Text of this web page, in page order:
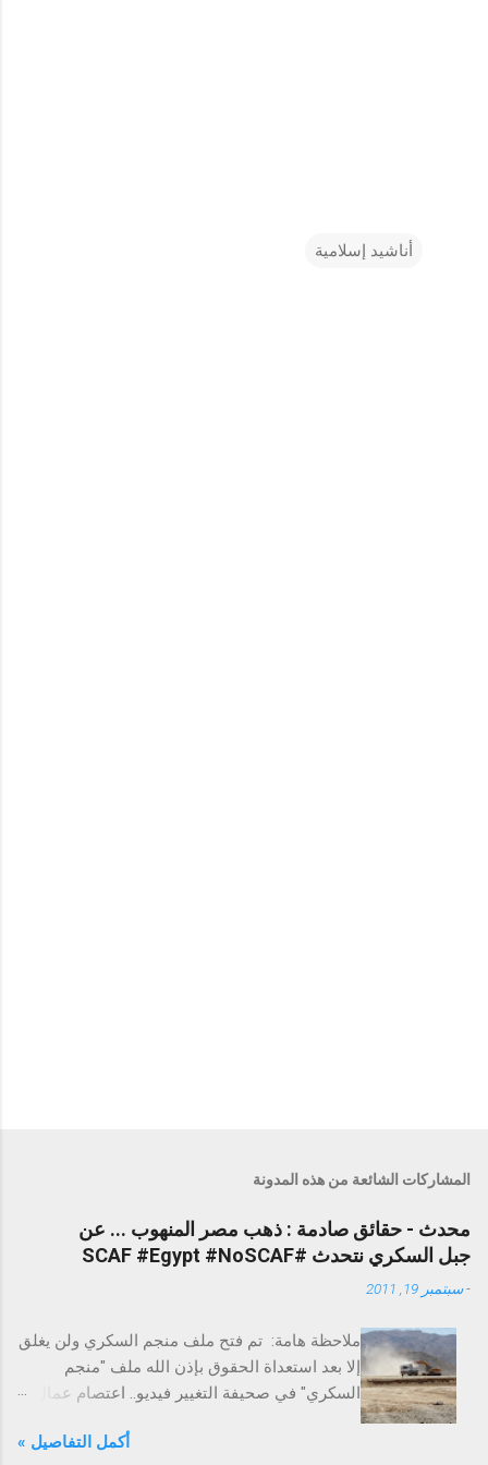
أناشيد إسلامية
المشاركات الشائعة من هذه المدونة
محدث - حقائق صادمة : ذهب مصر المنهوب ... عن
جبل السكري نتحدث #SCAF #Egypt #NoSCAF
-سبتمبر 19, 2011
ملاحظة هامة: تم فتح ملف منجم السكري ولن يغلق
إلا بعد استعداة الحقوق بإذن الله ملف "منجم
السكري" في صحيفة التغيير فيديو.. اعتصام عمال
السكري لاستخراج الذهب - ملف حقوق العمال
أكمل التفاصيل »